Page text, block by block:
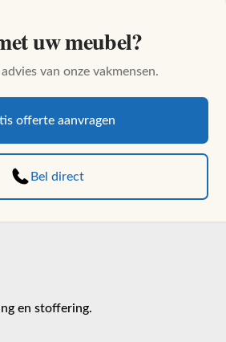
uw meubel?
van onze vakmensen.
offerte aanvragen
Bel direct
en stoffering.